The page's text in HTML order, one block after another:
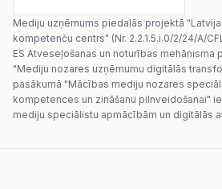
Mediju uzņēmums piedalās projektā
kompetenču centrs" (Nr. 2.2.1.5.i.0/2/24/A/
ES Atveseļošanas un noturības mehānisma
"Mediju nozares uzņēmumu digitālās
pasākumā "Mācības mediju nozares
kompetences un zināšanu pilnveidošanai"
mediju speciālistu apmācībām un digitālās